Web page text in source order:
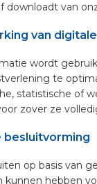
downloadt van
van
wordt
te
statistische of
zover ze
besluitvorming
op basis van
kunnen hebben